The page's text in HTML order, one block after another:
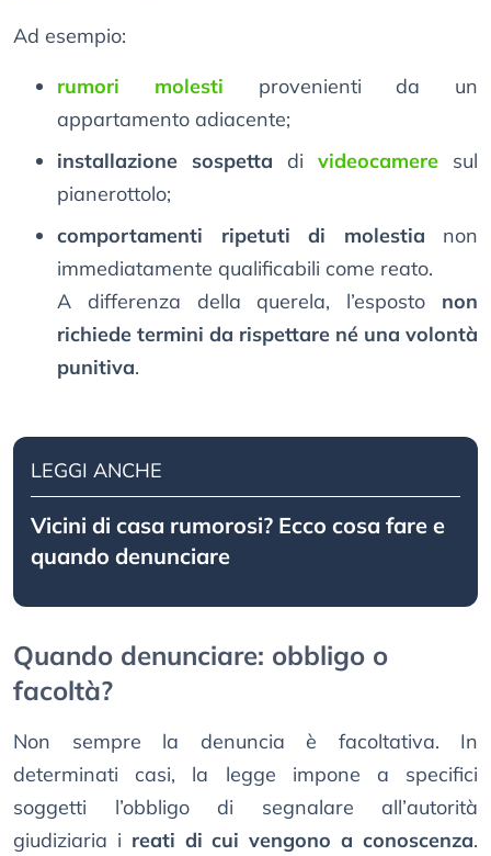
Ad esempio:
rumori molesti provenienti da un
appartamento adiacente;
installazione sospetta di videocamere sul
pianerottolo;
comportamenti ripetuti di molestia non
immediatamente qualificabili come reato.
A differenza della querela, l’esposto non
richiede termini da rispettare né una volontà
punitiva.
LEGGI ANCHE
Vicini di casa rumorosi? Ecco cosa fare e
quando denunciare
Quando denunciare: obbligo o
facoltà?
Non sempre la denuncia è facoltativa. In
determinati casi, la legge impone a specifici
soggetti l’obbligo di segnalare all’autorità
giudiziaria i reati di cui vengono a conoscenza.